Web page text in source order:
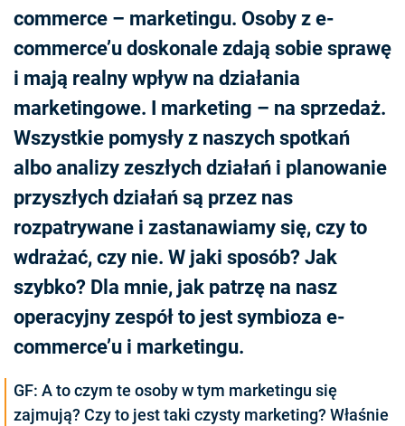
commerce – marketingu. Osoby z e-
commerce’u doskonale zdają sobie sprawę
i mają realny wpływ na działania
marketingowe. I marketing – na sprzedaż.
Wszystkie pomysły z naszych spotkań
albo analizy zeszłych działań i planowanie
przyszłych działań są przez nas
rozpatrywane i zastanawiamy się, czy to
wdrażać, czy nie. W jaki sposób? Jak
szybko? Dla mnie, jak patrzę na nasz
operacyjny zespół to jest symbioza e-
commerce’u i marketingu.
GF: A to czym te osoby w tym marketingu się
zajmują? Czy to jest taki czysty marketing? Właśnie